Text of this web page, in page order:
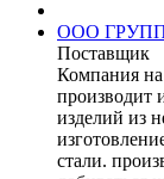
ООО
Поставщик
Компания на
производит
изделий из
стали.